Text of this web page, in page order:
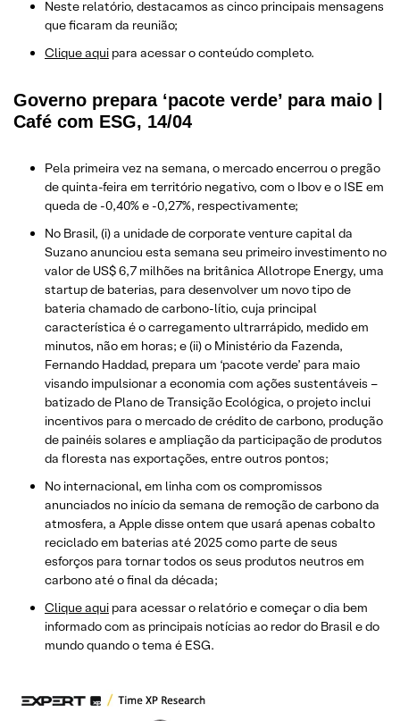
Neste relatório, destacamos as cinco principais mensagens
que ficaram da reunião;
Clique aqui para acessar o conteúdo completo.
Governo prepara ‘pacote verde’ para maio |
Café com ESG, 14/04
Pela primeira vez na semana, o mercado encerrou o pregão
de quinta-feira em território negativo, com o Ibov e o ISE em
queda de -0,40% e -0,27%, respectivamente;
No Brasil, (i) a unidade de corporate venture capital da
Suzano anunciou esta semana seu primeiro investimento no
valor de US$ 6,7 milhões na britânica Allotrope Energy, uma
startup de baterias, para desenvolver um novo tipo de
bateria chamado de carbono-lítio, cuja principal
característica é o carregamento ultrarrápido, medido em
minutos, não em horas; e (ii) o Ministério da Fazenda,
Fernando Haddad, prepara um ‘pacote verde’ para maio
visando impulsionar a economia com ações sustentáveis –
batizado de Plano de Transição Ecológica, o projeto inclui
incentivos para o mercado de crédito de carbono, produção
de painéis solares e ampliação da participação de produtos
da floresta nas exportações, entre outros pontos;
No internacional, em linha com os compromissos
anunciados no início da semana de remoção de carbono da
atmosfera, a Apple disse ontem que usará apenas cobalto
reciclado em baterias até 2025 como parte de seus
esforços para tornar todos os seus produtos neutros em
carbono até o final da década;
Clique aqui para acessar o relatório e começar o dia bem
informado com as principais notícias ao redor do Brasil e do
mundo quando o tema é ESG.